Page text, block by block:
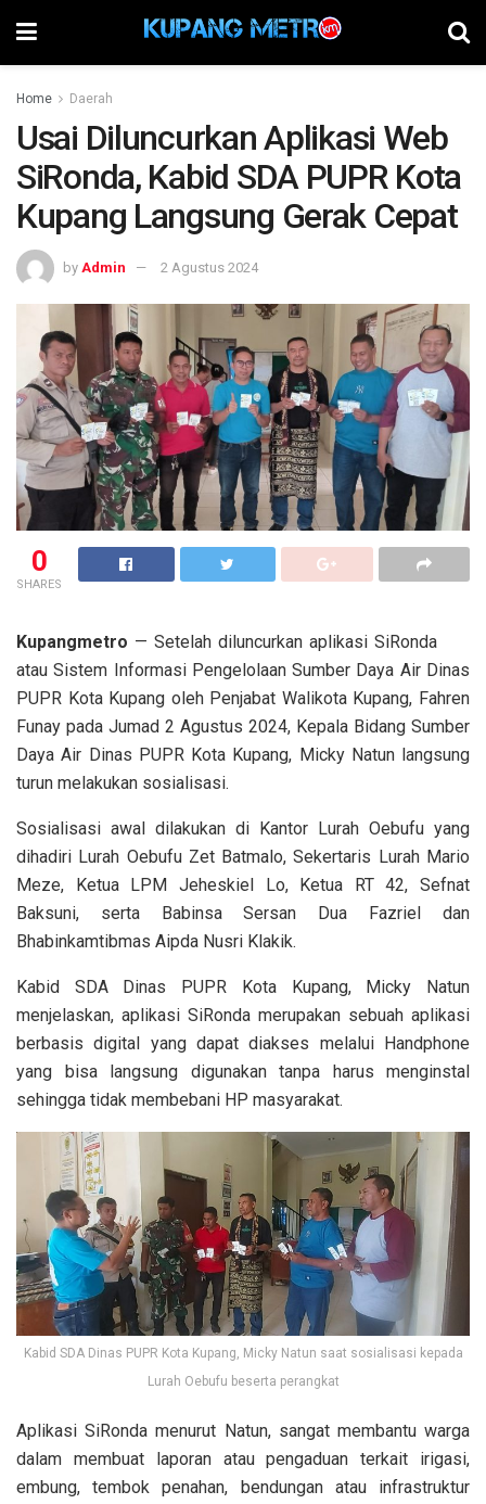
Home Daerah
Usai Diluncurkan Aplikasi Web
SiRonda, Kabid SDA PUPR Kota
Kupang Langsung Gerak Cepat
by Admin 2 Agustus 2024
0
SHARES
Kupangmetro — Setelah diluncurkan aplikasi SiRonda
atau Sistem Informasi Pengelolaan Sumber Daya Air Dinas
PUPR Kota Kupang oleh Penjabat Walikota Kupang, Fahren
Funay pada Jumad 2 Agustus 2024, Kepala Bidang Sumber
Daya Air Dinas PUPR Kota Kupang, Micky Natun langsung
turun melakukan sosialisasi.
Sosialisasi awal dilakukan di Kantor Lurah Oebufu yang
dihadiri Lurah Oebufu Zet Batmalo, Sekertaris Lurah Mario
Meze, Ketua LPM Jeheskiel Lo, Ketua RT 42, Sefnat
Baksuni, serta Babinsa Sersan Dua Fazriel dan
Bhabinkamtibmas Aipda Nusri Klakik.
Kabid SDA Dinas PUPR Kota Kupang, Micky Natun
menjelaskan, aplikasi SiRonda merupakan sebuah aplikasi
berbasis digital yang dapat diakses melalui Handphone
yang bisa langsung digunakan tanpa harus menginstal
sehingga tidak membebani HP masyarakat.
Kabid SDA Dinas PUPR Kota Kupang, Micky Natun saat sosialisasi kepada
Lurah Oebufu beserta perangkat
Aplikasi SiRonda menurut Natun, sangat membantu warga
dalam membuat laporan atau pengaduan terkait irigasi,
embung, tembok penahan, bendungan atau infrastruktur